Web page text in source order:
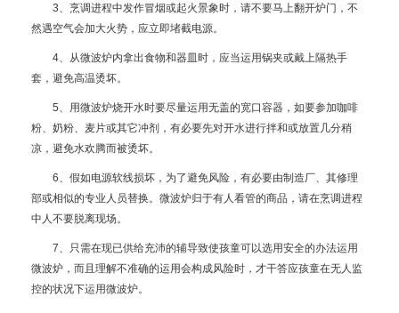
3、烹调进程中发作冒烟或起火景象时，请不要马上翻开炉门，不
然遇空气会加大火势，应立即堵截电源。
4、从微波炉内拿出食物和器皿时，应当运用锅夹或戴上隔热手
套，避免高温烫坏。
5、用微波炉烧开水时要尽量运用无盖的宽口容器，如要参加咖啡
粉、奶粉、麦片或其它冲剂，有必要先对开水进行拌和或放置几分稍
凉，避免水欢腾而被烫坏。
6、假如电源软线损坏，为了避免风险，有必要由制造厂、其修理
部或相似的专业人员替换。微波炉归于有人看管的商品，请在烹调进程
中人不要脱离现场。
7、只需在现已供给充沛的辅导致使孩童可以选用安全的办法运用
微波炉，而且理解不准确的运用会构成风险时，才干答应孩童在无人监
控的状况下运用微波炉。